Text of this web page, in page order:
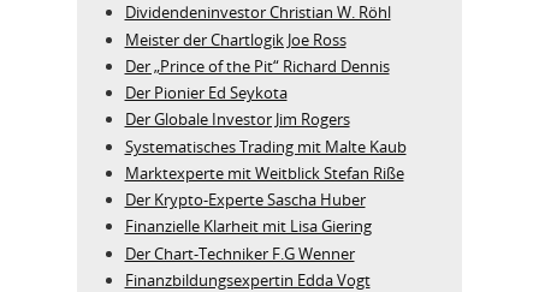
Dividendeninvestor Christian W. Röhl
Meister der Chartlogik Joe Ross
Der „Prince of the Pit“ Richard Dennis
Der Pionier Ed Seykota
Der Globale Investor Jim Rogers
Systematisches Trading mit Malte Kaub
Marktexperte mit Weitblick Stefan Riße
Der Krypto-Experte Sascha Huber
Finanzielle Klarheit mit Lisa Giering
Der Chart-Techniker F.G Wenner
Finanzbildungsexpertin Edda Vogt